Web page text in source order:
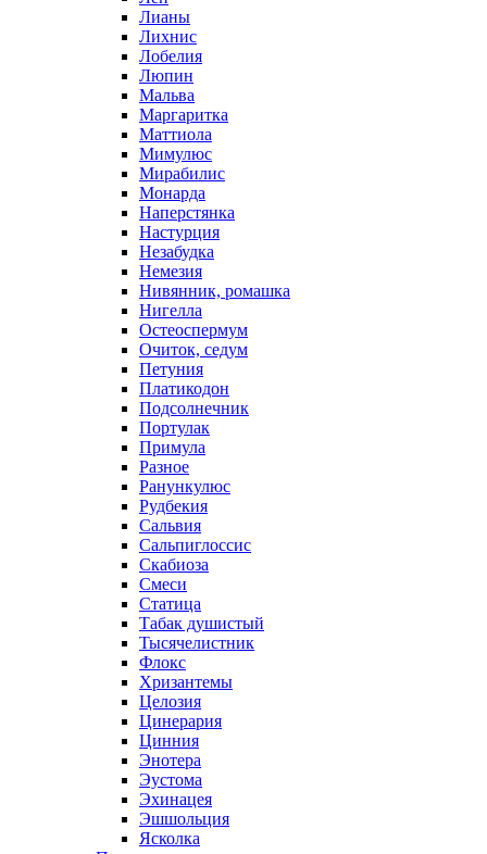
Лианы
Лихнис
Лобелия
Люпин
Мальва
Маргаритка
Маттиола
Мимулюс
Мирабилис
Монарда
Наперстянка
Настурция
Незабудка
Немезия
Нивянник, ромашка
Нигелла
Остеоспермум
Очиток, седум
Петуния
Платикодон
Подсолнечник
Портулак
Примула
Разное
Ранункулюс
Рудбекия
Сальвия
Сальпиглоссис
Скабиоза
Смеси
Статица
Табак душистый
Тысячелистник
Флокс
Хризантемы
Целозия
Цинерария
Цинния
Энотера
Эустома
Эхинацея
Эшшольция
Ясколка